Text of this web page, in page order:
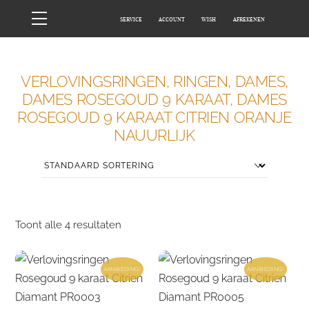
Menu SERVICE ACCOUNT WISH AFREKENEN
VERLOVINGSRINGEN, RINGEN, DAMES,
DAMES ROSEGOUD 9 KARAAT, DAMES
ROSEGOUD 9 KARAAT CITRIEN ORANJE
NAUURLIJK
Toont alle 4 resultaten
AANBIEDING! AANBIEDING!